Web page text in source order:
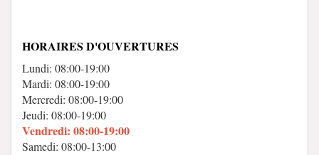
HORAIRES D'OUVERTURES
Lundi: 08:00-19:00
Mardi: 08:00-19:00
Mercredi: 08:00-19:00
Jeudi: 08:00-19:00
Vendredi: 08:00-19:00
Samedi: 08:00-13:00